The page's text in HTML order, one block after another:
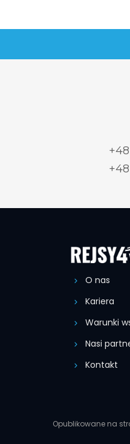
O nas
Kariera
Warunki
Nasi
Kontakt
Opublikowane na